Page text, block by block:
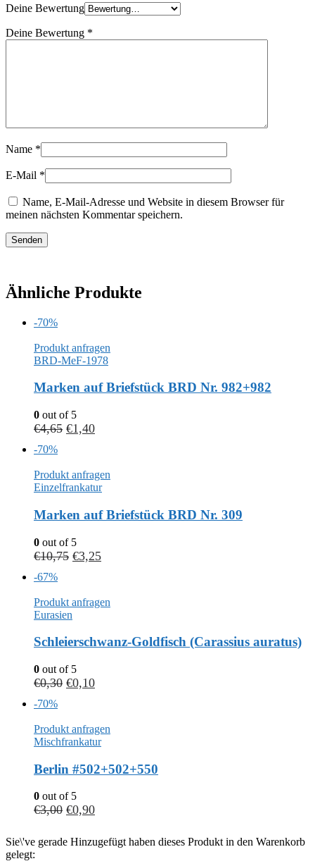
Deine Bewertung
Deine Bewertung *
Name *
E-Mail *
Name, E-Mail-Adresse und Website in diesem Browser für
meinen nächsten Kommentar speichern.
Ähnliche Produkte
-70%
Produkt anfragen
BRD-MeF-1978
Marken auf Briefstück BRD Nr. 982+982
0 out of 5
€4,65 €1,40
-70%
Produkt anfragen
Einzelfrankatur
Marken auf Briefstück BRD Nr. 309
0 out of 5
€10,75 €3,25
-67%
Produkt anfragen
Eurasien
Schleierschwanz-Goldfisch (Carassius auratus)
0 out of 5
€0,30 €0,10
-70%
Produkt anfragen
Mischfrankatur
Berlin #502+502+550
0 out of 5
€3,00 €0,90
Sie\'ve gerade Hinzugefügt haben dieses Produkt in den Warenkorb
gelegt: